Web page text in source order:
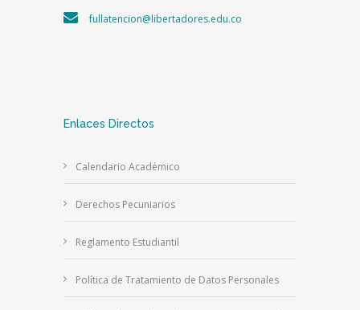
fullatencion@libertadores.edu.co
Enlaces Directos
Calendario Académico
Derechos Pecuniarios
Reglamento Estudiantil
Política de Tratamiento de Datos Personales